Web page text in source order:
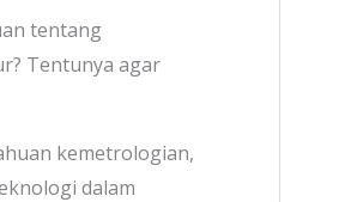
tentang
Tentunya agar
kemetrologian,
dalam